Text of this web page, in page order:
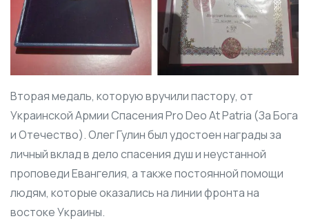
Вторая медаль, которую вручили пастору, от
Украинской Армии Спасения Pro Deo At Patria (За Бога
и Отечество). Олег Гулин был удостоен награды за
личный вклад в дело спасения душ и неустанной
проповеди Евангелия, а также постоянной помощи
людям, которые оказались на линии фронта на
востоке Украины.